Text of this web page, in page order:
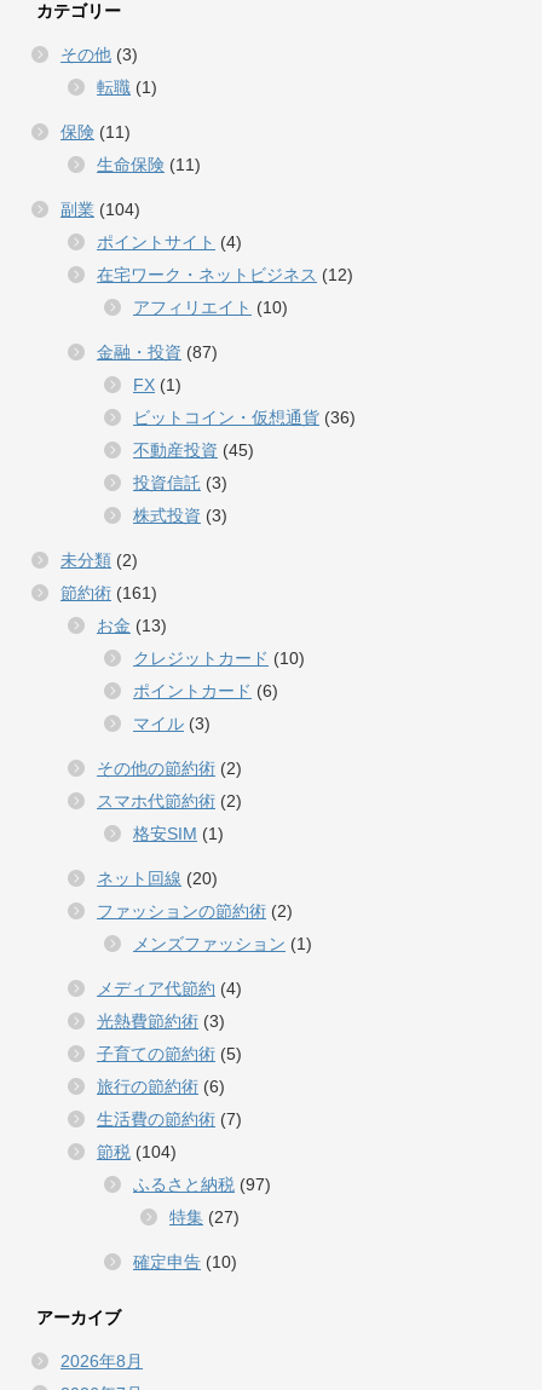
カテゴリー
その他 (3)
転職 (1)
保険 (11)
生命保険 (11)
副業 (104)
ポイントサイト (4)
在宅ワーク・ネットビジネス (12)
アフィリエイト (10)
金融・投資 (87)
FX (1)
ビットコイン・仮想通貨 (36)
不動産投資 (45)
投資信託 (3)
株式投資 (3)
未分類 (2)
節約術 (161)
お金 (13)
クレジットカード (10)
ポイントカード (6)
マイル (3)
その他の節約術 (2)
スマホ代節約術 (2)
格安SIM (1)
ネット回線 (20)
ファッションの節約術 (2)
メンズファッション (1)
メディア代節約 (4)
光熱費節約術 (3)
子育ての節約術 (5)
旅行の節約術 (6)
生活費の節約術 (7)
節税 (104)
ふるさと納税 (97)
特集 (27)
確定申告 (10)
アーカイブ
2026年8月